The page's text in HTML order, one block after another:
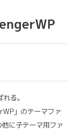
る。
」のテーマファ
に子テーマ用ファ